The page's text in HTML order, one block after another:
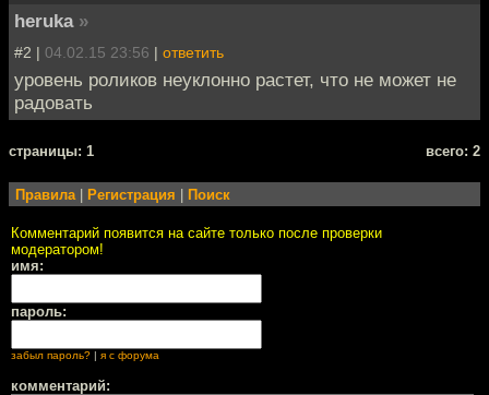
heruka »
#2 | 04.02.15 23:56 | ответить
уровень роликов неуклонно растет, что не может не
радовать
cтраницы: 1 всего: 2
Правила | Регистрация | Поиск
Комментарий появится на сайте только после проверки
модератором!
имя:
пароль:
забыл пароль? | я с форума
комментарий: